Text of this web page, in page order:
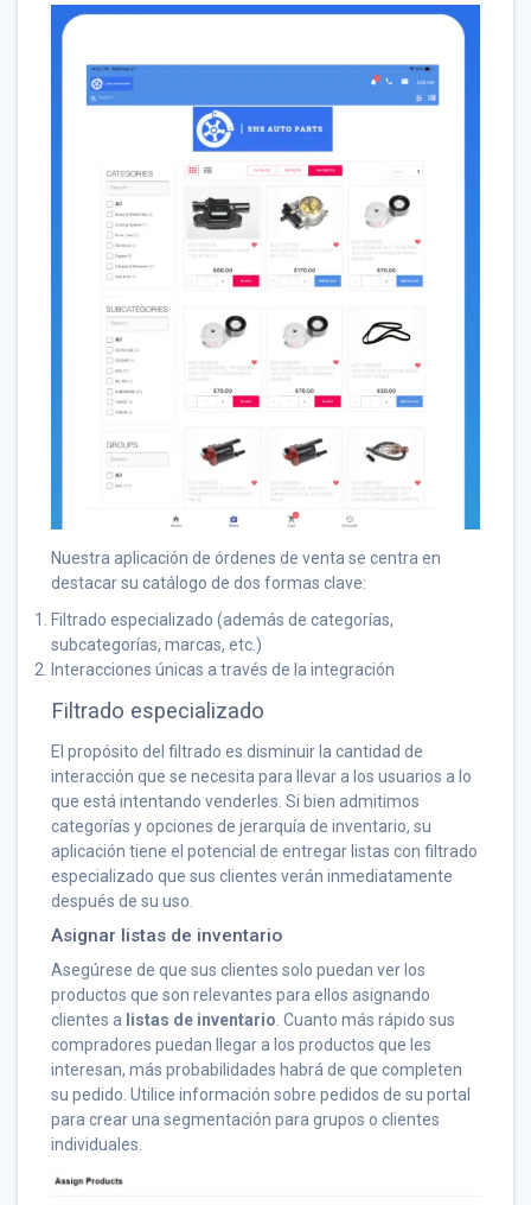
Nuestra aplicación de órdenes de venta se centra en
destacar su catálogo de dos formas clave:
Filtrado especializado (además de categorías,
subcategorías, marcas, etc.)
Interacciones únicas a través de la integración
Filtrado especializado
El propósito del filtrado es disminuir la cantidad de
interacción que se necesita para llevar a los usuarios a lo
que está intentando venderles. Si bien admitimos
categorías y opciones de jerarquía de inventario, su
aplicación tiene el potencial de entregar listas con filtrado
especializado que sus clientes verán inmediatamente
después de su uso.
Asignar listas de inventario
Asegúrese de que sus clientes solo puedan ver los
productos que son relevantes para ellos asignando
clientes a listas de inventario . Cuanto más rápido sus
compradores puedan llegar a los productos que les
interesan, más probabilidades habrá de que completen
su pedido. Utilice información sobre pedidos de su portal
para crear una segmentación para grupos o clientes
individuales.